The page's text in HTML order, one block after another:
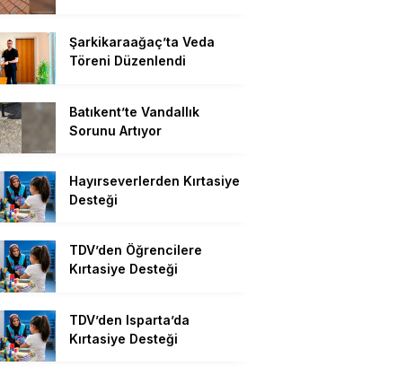
Şarkikaraağaç’ta Veda
Töreni Düzenlendi
Batıkent’te Vandallık
Sorunu Artıyor
Hayırseverlerden Kırtasiye
Desteği
TDV’den Öğrencilere
Kırtasiye Desteği
TDV’den Isparta’da
Kırtasiye Desteği